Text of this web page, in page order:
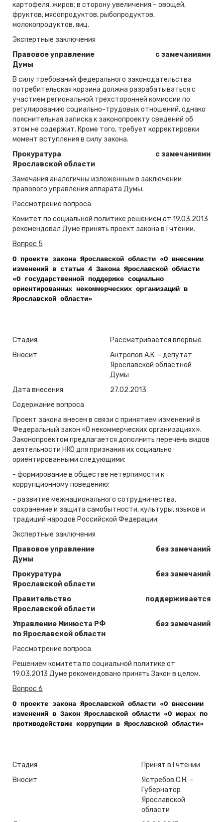
картофеля, жиров; в сторону увеличения – овощей,
фруктов, мясопродуктов, рыбопродуктов,
молокопродуктов, яиц.
Экспертные заключения
Правовое управление
Думы
с замечаниями
В силу требований федерального законодательства
потребительская корзина должна разрабатываться с
участием региональной трехсторонней комиссии по
регулированию социально-трудовых отношений, однако
пояснительная записка к законопроекту сведений об
этом не содержит. Кроме того, требует корректировки
момент вступления в силу закона.
Прокуратура
Ярославской области
с замечаниями
Замечания аналогичны изложенным в заключении
правового управления аппарата Думы.
Рассмотрение вопроса
Комитет по социальной политике решением от 19.03.2013
рекомендовал Думе принять проект закона в I чтении.
Вопрос 5
О проекте закона Ярославской области «О внесении
изменений в статью 4 Закона Ярославской области
«О государственной поддержке социально
ориентированных некоммерческих организаций в
Ярославской области»
Стадия
Рассматривается впервые
Вносит
Антропов А.К. – депутат
Ярославской областной
Думы
Дата внесения
27.02.2013
Содержание вопроса
Проект закона внесен в связи с принятием изменений в
Федеральный закон «О некоммерческих организациях».
Законопроектом предлагается дополнить перечень видов
деятельности НКО для признания их социально
ориентированными следующими:
- формирование в обществе нетерпимости к
коррупционному поведению;
- развитие межнационального сотрудничества,
сохранение и защита самобытности, культуры, языков и
традиций народов Российской Федерации.
Экспертные заключения
Правовое управление
Думы
без замечаний
Прокуратура
Ярославской области
без замечаний
Правительство
Ярославской области
поддерживается
Управление Минюста РФ
по Ярославской области
без замечаний
Рассмотрение вопроса
Решением комитета по социальной политике от
19.03.2013 Думе рекомендовано принять Закон в целом.
Вопрос 6
О проекте закона Ярославской области «О внесении
изменений в Закон Ярославской области «О мерах по
противодействию коррупции в Ярославской области»
Стадия
Принят в I чтении
Вносит
Ястребов С.Н. –
Губернатор
Ярославской
области